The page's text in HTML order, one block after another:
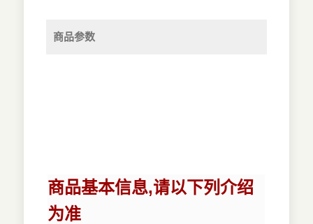
商品参数
商品基本信息,请以下列介绍
为准